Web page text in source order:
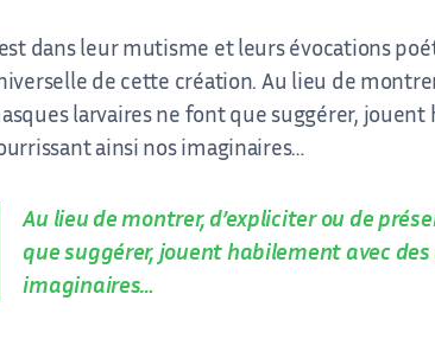
dans leur mutisme et leurs évocations
de cette création. Au lieu de
larvaires ne font que suggérer, jouent
ainsi nos imaginaires…
Au lieu de montrer, d’expliciter ou de
que suggérer, jouent habilement avec
imaginaires…